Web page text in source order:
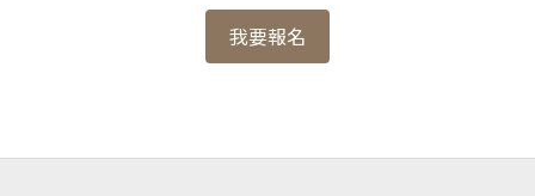
我要報名